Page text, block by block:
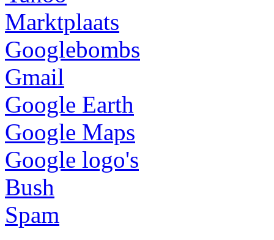
Marktplaats
Googlebombs
Gmail
Google Earth
Google Maps
Google logo's
Bush
Spam